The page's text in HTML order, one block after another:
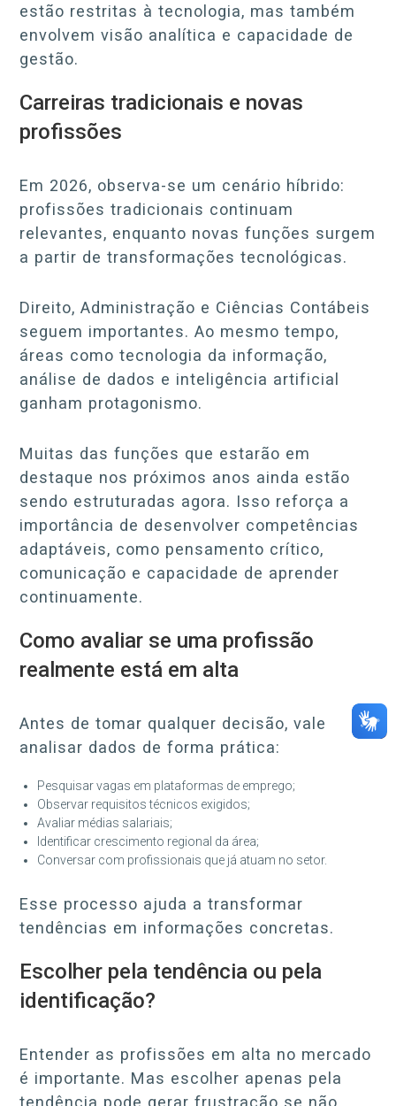
estão restritas à tecnologia, mas também
envolvem visão analítica e capacidade de
gestão.
Carreiras tradicionais e novas
profissões
Em 2026, observa-se um cenário híbrido:
profissões tradicionais continuam
relevantes, enquanto novas funções surgem
a partir de transformações tecnológicas.
Direito, Administração e Ciências Contábeis
seguem importantes. Ao mesmo tempo,
áreas como tecnologia da informação,
análise de dados e inteligência artificial
ganham protagonismo.
Muitas das funções que estarão em
destaque nos próximos anos ainda estão
sendo estruturadas agora. Isso reforça a
importância de desenvolver competências
adaptáveis, como pensamento crítico,
comunicação e capacidade de aprender
continuamente.
Como avaliar se uma profissão
realmente está em alta
Antes de tomar qualquer decisão, vale
analisar dados de forma prática:
Pesquisar vagas em plataformas de emprego;
Observar requisitos técnicos exigidos;
Avaliar médias salariais;
Identificar crescimento regional da área;
Conversar com profissionais que já atuam no setor.
Esse processo ajuda a transformar
tendências em informações concretas.
Escolher pela tendência ou pela
identificação?
Entender as profissões em alta no mercado
é importante. Mas escolher apenas pela
tendência pode gerar frustração se não